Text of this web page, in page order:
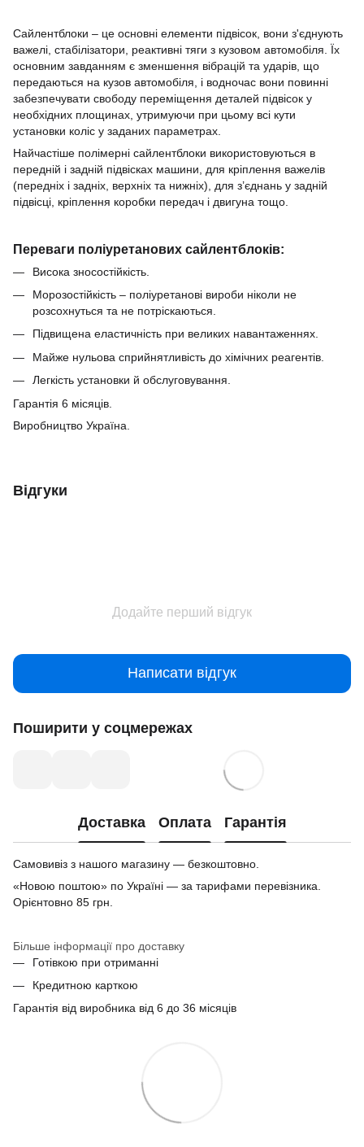
Сайлентблоки – це основні елементи підвісок, вони з'єднують
важелі, стабілізатори, реактивні тяги з кузовом автомобіля.
Їх
основним завданням є зменшення вібрацій та ударів, що
передаються на кузов автомобіля, і водночас вони повинні
забезпечувати свободу переміщення деталей підвісок у
необхідних площинах, утримуючи при цьому всі кути
установки коліс у заданих параметрах.
Найчастіше полімерні сайлентблоки використовуються в
передній і задній підвісках машини, для кріплення важелів
(передніх і задніх, верхніх та нижніх), для з’єднань у задній
підвісці, кріплення коробки передач і двигуна тощо.
Переваги поліуретанових сайлентблоків:
Висока зносостійкість.
Морозостійкість – поліуретанові вироби ніколи не
розсохнуться та не потріскаються.
Підвищена еластичність при великих навантаженнях.
Майже нульова сприйнятливість до хімічних реагентів.
Легкість установки й обслуговування.
Гарантія 6 місяців.
Виробництво Україна.
Відгуки
Додайте перший відгук
Написати відгук
Поширити у соцмережах
Доставка Оплата Гарантія
Самовивіз з нашого магазину — безкоштовно.
«Новою поштою» по Україні — за тарифами перевізника.
Орієнтовно 85 грн.
Більше інформації про доставку
Готівкою при отриманні
Кредитною карткою
Гарантія від виробника від 6 до 36 місяців